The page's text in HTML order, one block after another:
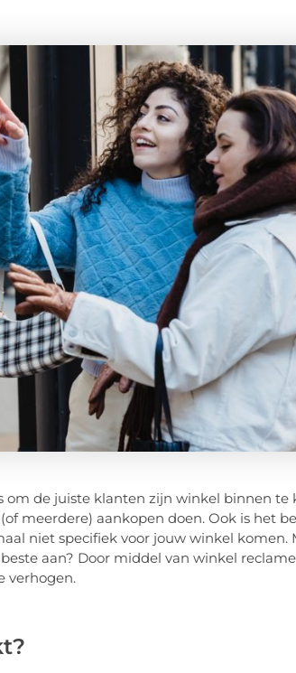
de juiste klanten zijn winkel binnen te
meerdere) aankopen doen. Ook is het
niet specifiek voor jouw winkel komen.
aan? Door middel van winkel
verhogen.